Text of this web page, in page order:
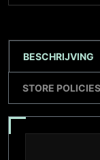
BESCHRIJVING
STORE POLICIES